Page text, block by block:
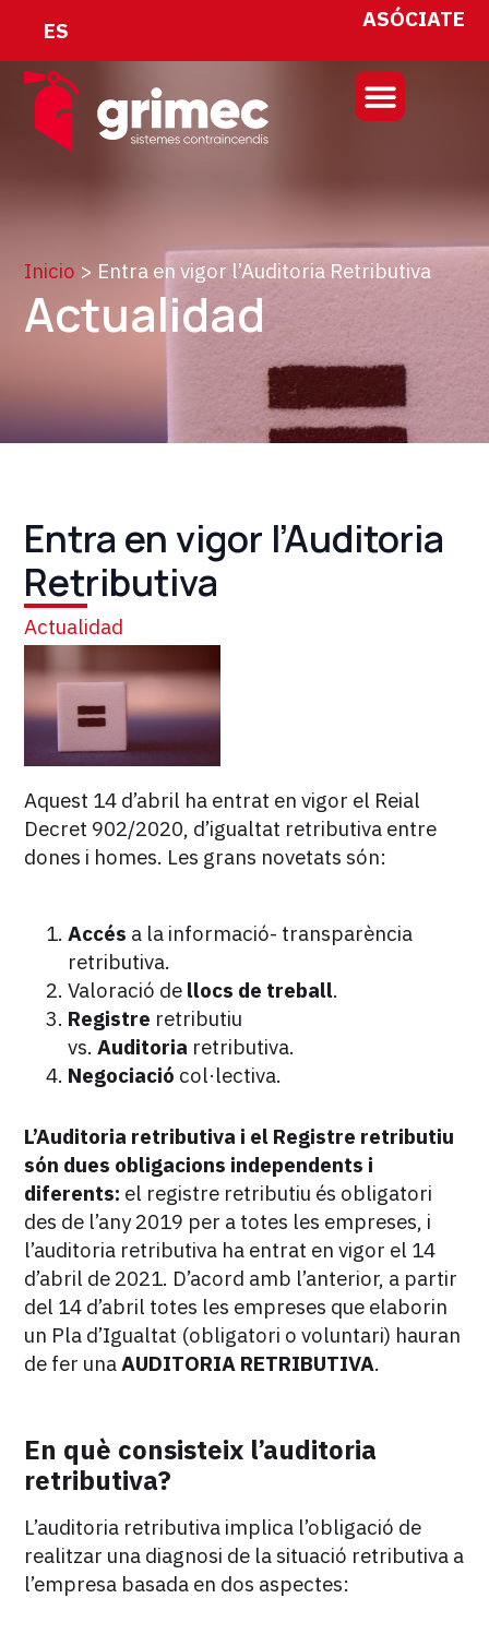
ASÓCIATE
ES
Inicio > Entra en vigor l’Auditoria Retributiva
Actualidad
Entra en vigor l’Auditoria
Retributiva
Actualidad
Aquest 14 d’abril ha entrat en vigor el Reial
Decret 902/2020, d’igualtat retributiva entre
dones i homes. Les grans novetats són:
Accés a la informació- transparència
retributiva.
Valoració de llocs de treball.
Registre retributiu
vs.Auditoria retributiva.
Negociació col·lectiva.
L’Auditoria retributiva i el Registre retributiu
són dues obligacions independents i
diferents: el registre retributiu és obligatori
des de l’any 2019 per a totes les empreses, i
l’auditoria retributiva ha entrat en vigor el 14
d’abril de 2021. D’acord amb l’anterior, a partir
del 14 d’abril totes les empreses que elaborin
un Pla d’Igualtat (obligatori o voluntari) hauran
de fer unaAUDITORIA RETRIBUTIVA.
En què consisteix l’auditoria
retributiva?
L’auditoria retributiva implica l’obligació de
realitzar una diagnosi de la situació retributiva a
l’empresa basada en dos aspectes: